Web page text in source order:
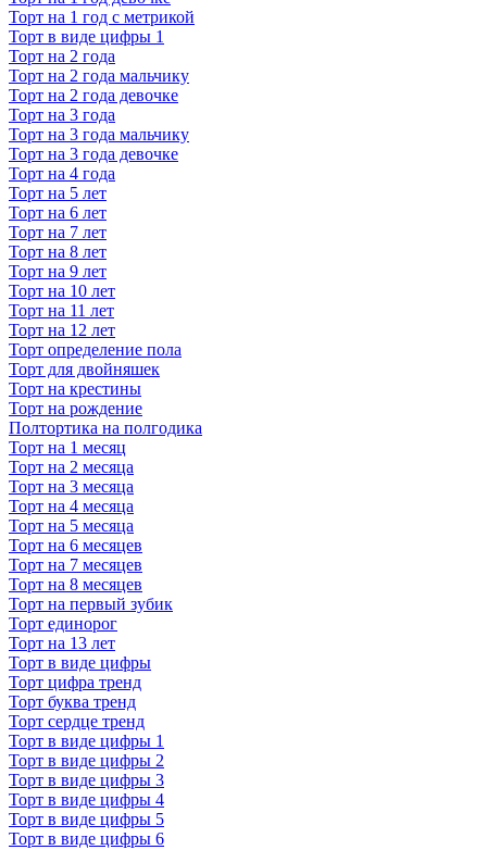
Торт на 1 год с метрикой
Торт в виде цифры 1
Торт на 2 года
Торт на 2 года мальчику
Торт на 2 года девочке
Торт на 3 года
Торт на 3 года мальчику
Торт на 3 года девочке
Торт на 4 года
Торт на 5 лет
Торт на 6 лет
Торт на 7 лет
Торт на 8 лет
Торт на 9 лет
Торт на 10 лет
Торт на 11 лет
Торт на 12 лет
Торт определение пола
Торт для двойняшек
Торт на крестины
Торт на рождение
Полтортика на полгодика
Торт на 1 месяц
Торт на 2 месяца
Торт на 3 месяца
Торт на 4 месяца
Торт на 5 месяца
Торт на 6 месяцев
Торт на 7 месяцев
Торт на 8 месяцев
Торт на первый зубик
Торт единорог
Торт на 13 лет
Торт в виде цифры
Торт цифра тренд
Торт буква тренд
Торт сердце тренд
Торт в виде цифры 1
Торт в виде цифры 2
Торт в виде цифры 3
Торт в виде цифры 4
Торт в виде цифры 5
Торт в виде цифры 6